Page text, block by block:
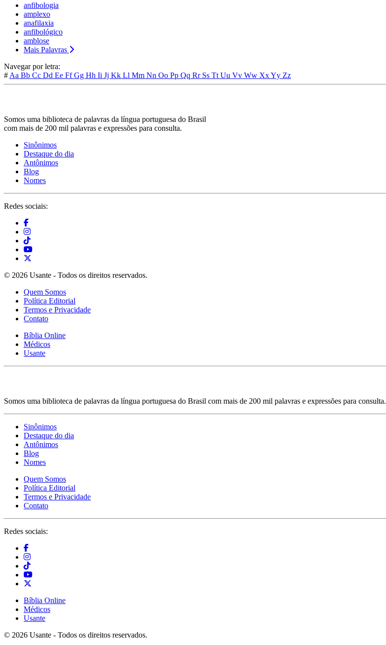
anfibologia
amplexo
anafilaxia
anfibológico
amblose
Mais Palavras
Navegar por letra:
# Aa Bb Cc Dd Ee FfGg Hh Ii Jj Kk Ll Mm Nn Oo Pp Qq Rr Ss Tt Uu Vv Ww XxYy Zz
Somos uma biblioteca de palavras da língua portuguesa do Brasil
com mais de 200 mil palavras e expressões para consulta.
Sinônimos
Destaque do dia
Antônimos
Blog
Nomes
Redes sociais:
© 2026 Usante - Todos os direitos reservados.
Quem Somos
Política Editorial
Termos e Privacidade
Contato
Bíblia Online
Médicos
Usante
Somos uma biblioteca de palavras da língua portuguesa do Brasil com mais de 200 mil palavras e expressões para consulta.
Sinônimos
Destaque do dia
Antônimos
Blog
Nomes
Quem Somos
Política Editorial
Termos e Privacidade
Contato
Redes sociais:
Bíblia Online
Médicos
Usante
© 2026 Usante - Todos os direitos reservados.